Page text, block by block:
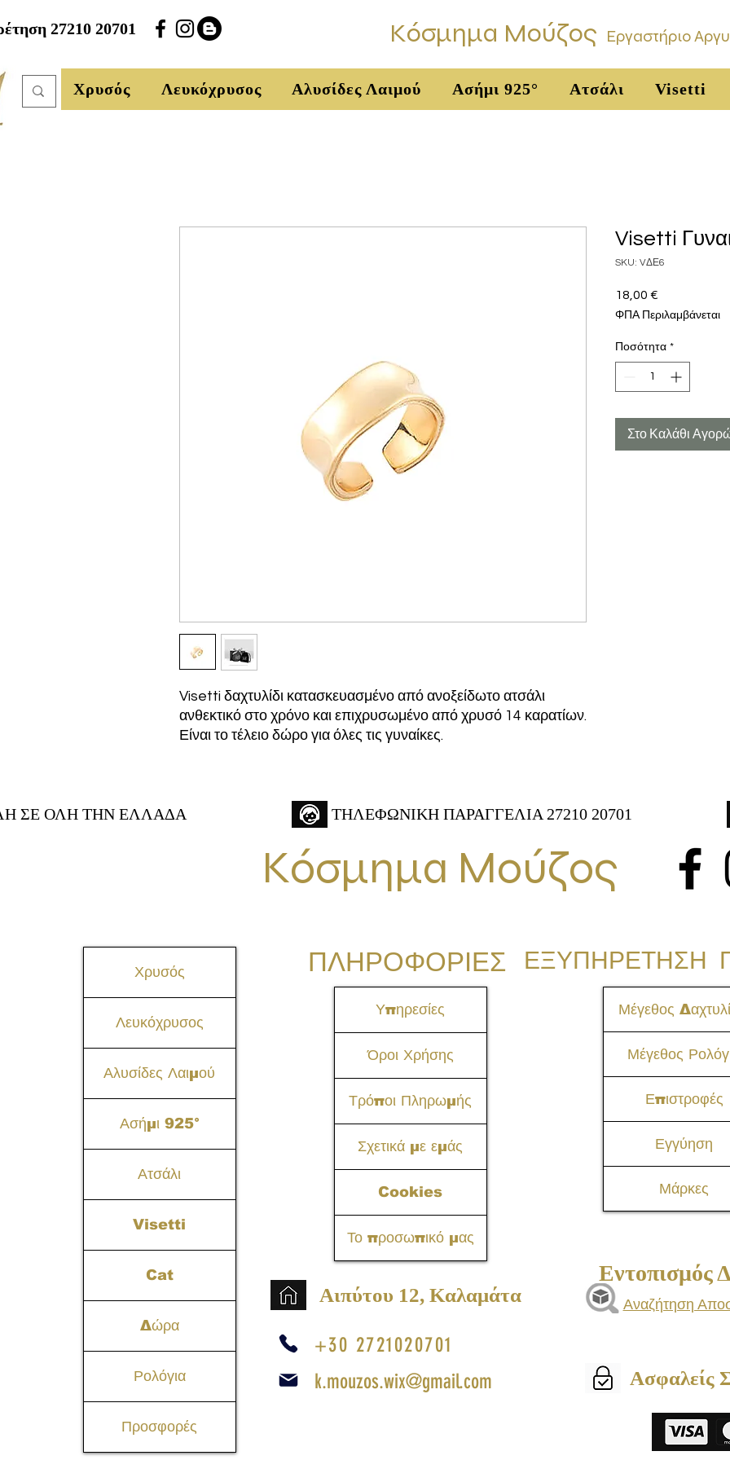
Visetti δαχτυλίδι κατασκευασμένο από ανοξείδωτο ατσάλι
ανθεκτικό στο χρόνο και επιχρυσωμένο από χρυσό 14 καρατίων.
Είναι το τέλειο δώρο για όλες τις γυναίκες.
Visetti
SKU: VΔΕ6
18,00 €
ΦΠΑ Περιλαμβάνεται
Ποσότητα *
Στο Καλάθι
Χρυσός Λευκόχρυσος Αλυσίδες Λαιμού Ασήμι 925° Ατσάλι Visetti
Εργαστήριο
Κόσμημα Μούζος
27210 20701
ΣΕ ΟΛΗ ΤΗΝ ΕΛΛΑΔΑ ΤΗΛΕΦΩΝΙΚΗ ΠΑΡΑΓΓΕΛΙΑ 27210 20701
Κόσμημα Μούζος
Χρυσός
Λευκόχρυσος
Αλυσίδες Λαιμού
Ασήμι 925°
Ατσάλι
Visetti
Cat
Δώρα
Ρολόγια
Προσφορές
ΠΛΗΡΟΦΟΡΙΕΣ
Υπηρεσίες
Όροι Χρήσης
Τρόποι Πληρωμής
Σχετικά με εμάς
Cookies
Το προσωπικό μας
Αιπύτου 12, Καλαμάτα​
+30 2721020701
k.mouzos.wix@gmail.com
ΕΞΥΠΗΡΕΤΗΣΗ
Μέγεθος
Μέγεθος
Επιστροφές
Εγγύηση
Μάρκες
Εντοπισμός
Αναζήτηση
Ασφαλείς